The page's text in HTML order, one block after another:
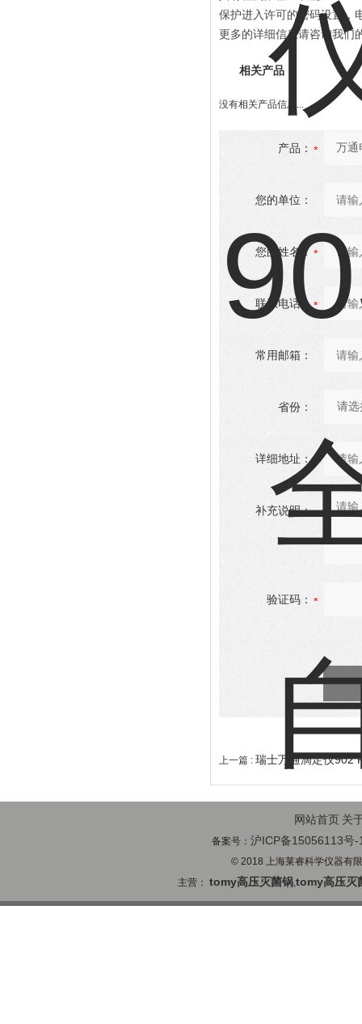
保护进入许可的密码设置，
更多的详细信息请咨询我们
相关产品
没有相关产品信息...
产品：
您的单位：
您的姓名：
联系电话：
常用邮箱：
省份：
详细地址：
补充说明：
验证码：
上一篇 : 瑞士万通滴定仪902
网站首页 关
备案号：沪ICP备15056113号-
© 2018 上海莱睿科学仪器有
主营：tomy高压灭菌锅,tomy高压灭